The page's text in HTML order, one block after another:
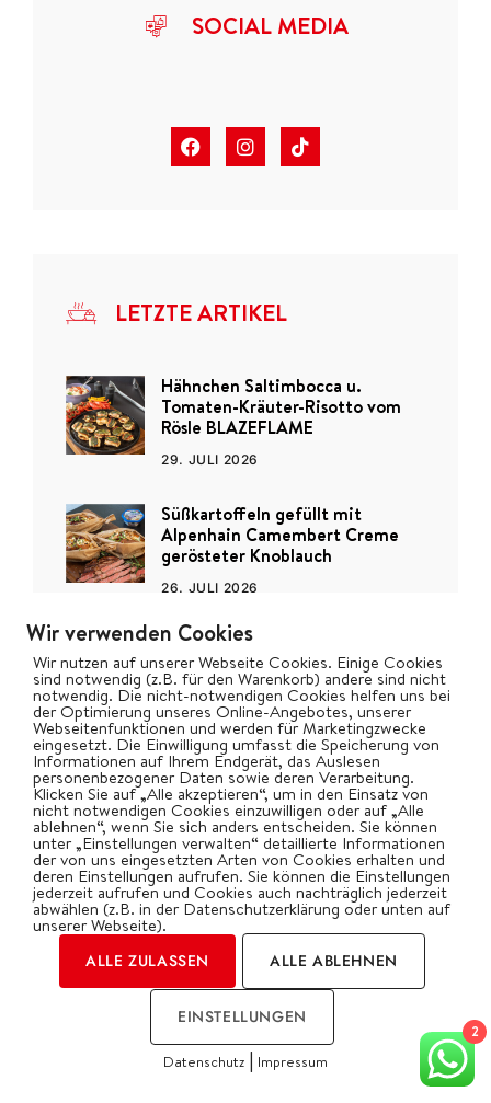
SOCIAL MEDIA
LETZTE ARTIKEL
Hähnchen Saltimbocca u.
Tomaten-Kräuter-Risotto vom
Rösle BLAZEFLAME
29. JULI 2026
Süßkartoffeln gefüllt mit
Alpenhain Camembert Creme
gerösteter Knoblauch
26. JULI 2026
Spicy Chicken Drumsticks mit
Alabama White Sauce vom
Weber Summit
20. JULI 2026
Lammkarree aus Balsamico-
Rosmarin-Marinade vom Weber
Summit
14. JULI 2026
Alpenhain Back-Hirtenkäse auf
gegrillter Wassermelone
10. JULI 2026
Dauerhaft 20% Rabatt bei
Fleischer und der Koch
9. JULI 2026
2
Wir verwenden Cookies
Wir nutzen auf unserer Webseite Cookies. Einige Cookies
sind notwendig (z.B. für den Warenkorb) andere sind nicht
notwendig. Die nicht-notwendigen Cookies helfen uns bei
der Optimierung unseres Online-Angebotes, unserer
Webseitenfunktionen und werden für Marketingzwecke
eingesetzt. Die Einwilligung umfasst die Speicherung von
Informationen auf Ihrem Endgerät, das Auslesen
personenbezogener Daten sowie deren Verarbeitung.
Klicken Sie auf „Alle akzeptieren“, um in den Einsatz von
nicht notwendigen Cookies einzuwilligen oder auf „Alle
ablehnen“, wenn Sie sich anders entscheiden. Sie können
unter „Einstellungen verwalten“ detaillierte Informationen
der von uns eingesetzten Arten von Cookies erhalten und
deren Einstellungen aufrufen. Sie können die Einstellungen
jederzeit aufrufen und Cookies auch nachträglich jederzeit
abwählen (z.B. in der Datenschutzerklärung oder unten auf
unserer Webseite).
ALLE ZULASSEN ALLE ABLEHNEN
EINSTELLUNGEN
Datenschutz | Impressum